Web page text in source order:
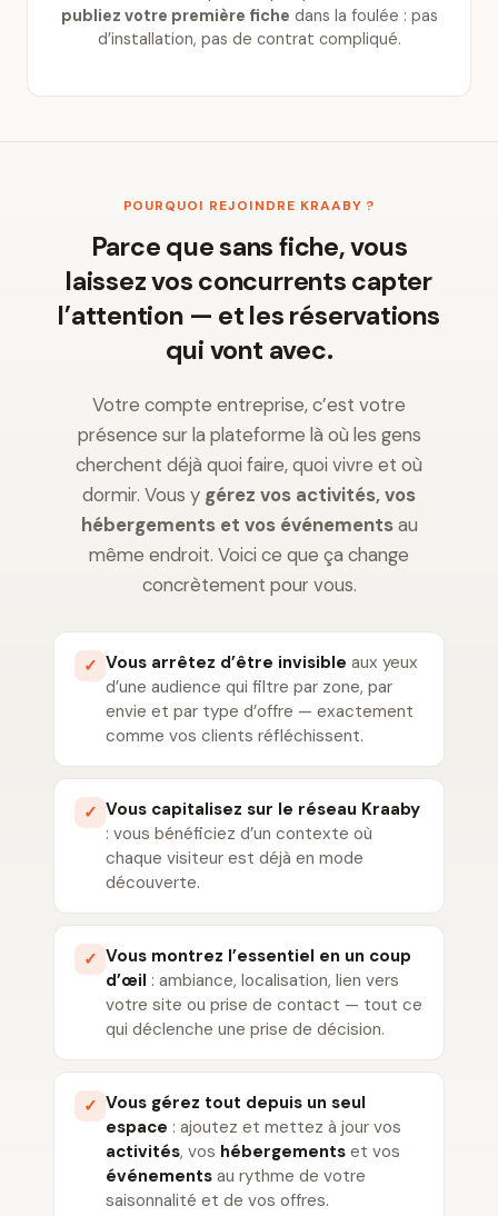
publiez votre première fiche dans la foulée : pas
d’installation, pas de contrat compliqué.
POURQUOI REJOINDRE KRAABY ?
Parce que sans fiche, vous
laissez vos concurrents capter
l’attention — et les réservations
qui vont avec.
Votre compte entreprise, c’est votre
présence sur la plateforme là où les gens
cherchent déjà quoi faire, quoi vivre et où
dormir. Vous y gérez vos activités, vos
hébergements et vos événementsau
même endroit. Voici ce que ça change
concrètement pour vous.
✓ Vous arrêtez d’être invisible aux yeux
d’une audience qui filtre par zone, par
envie et par type d’offre — exactement
comme vos clients réfléchissent.
✓ Vous capitalisez sur le réseau Kraaby
: vous bénéficiez d’un contexte où
chaque visiteur est déjà en mode
découverte.
✓ Vous montrez l’essentiel en un coup
d’œil : ambiance, localisation, lien vers
votre site ou prise de contact — tout ce
qui déclenche une prise de décision.
✓ Vous gérez tout depuis un seul
espace : ajoutez et mettez à jour vos
activités, vos hébergements et vos
événements au rythme de votre
saisonnalité et de vos offres.